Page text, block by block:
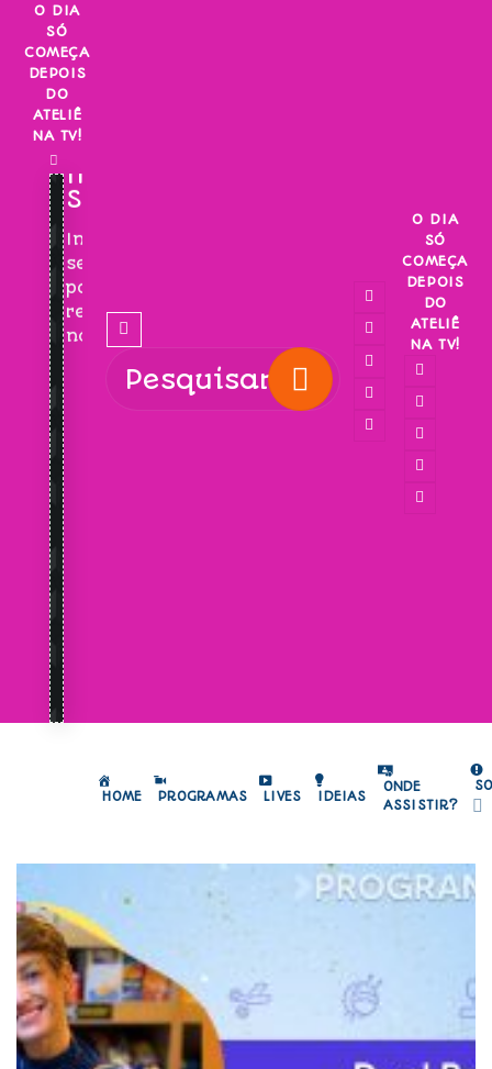
Skip
content
O DIA
SÓ
COMEÇA
DEPOIS
DO
ATELIÊ
NA TV!
INSCREVA-
SE!
Inscreva-
se
para
receber
novidades!
O DIA
SÓ
COMEÇA
DEPOIS
DO
ATELIÊ
NA TV!
HOME PROGRAMAS LIVES IDEIAS
ONDE
ASSISTIR?